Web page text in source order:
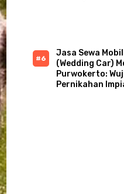
Jasa Sewa
(Wedding Car)
Purwokerto:
Pernikahan